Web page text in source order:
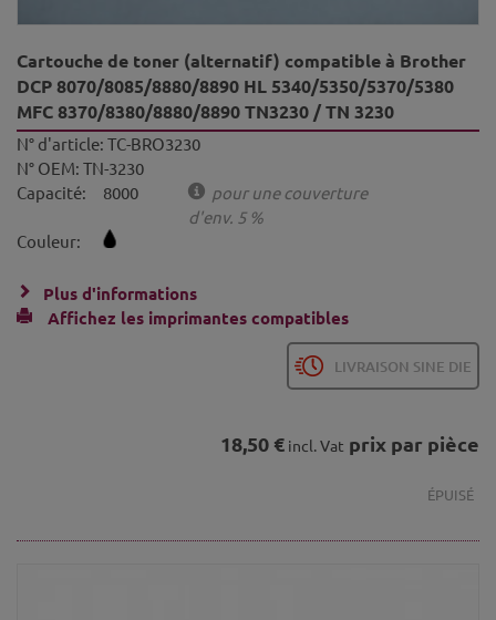
Cartouche de toner (alternatif) compatible à Brother
DCP 8070/8085/8880/8890 HL 5340/5350/5370/5380
MFC 8370/8380/8880/8890 TN3230 / TN 3230
N° d'article: TC-BRO3230
N° OEM: TN-3230
Capacité:
8000
pour une couverture
d'env. 5 %
Couleur:
Plus d'informations
Affichez les imprimantes compatibles
LIVRAISON SINE DIE
18,50 € incl. Vat prix par pièce
ÉPUISÉ